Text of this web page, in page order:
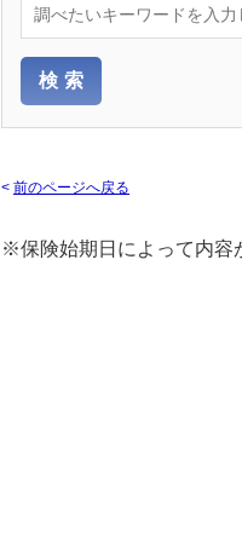
< 前のページへ戻る
※保険始期日によって内容